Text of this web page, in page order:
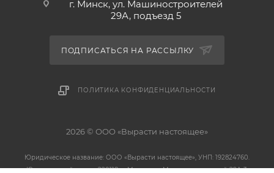
г. Минск, ул. Машиностроителей
29А, подъезд 5
ПОДПИСАТЬСЯ НА РАССЫЛКУ
ПОЛИТИКА КОНФИДЕНЦИАЛЬНОСТИ
2026 © ООО «Вырасти настоящее»
Юридическое название: ООО «Вырасти настоящее», УНП: 192824760.
Юридический адрес: 220118, г. Минск, ул. Машиностроителей 29А-3.